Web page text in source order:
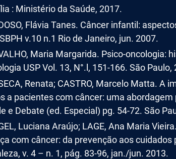
: Ministério da Saúde, 2017.
Flávia Tanes. Câncer infantil:
v.10 n.1 Rio de Janeiro, jun. 2007.
Maria Margarida. Psico-oncologia:
USP Vol. 13, N°.l, 151-166. São Paulo,
Renata; CASTRO, Marcelo Matta. A
a pacientes com câncer: uma
e Debate (ed. Especial) pg. 54-72. São
Luciana Araújo; LAGE, Ana Maria
com câncer: da prevenção aos
v. 4 – n. 1, pág. 83-96, jan./jun. 2013.